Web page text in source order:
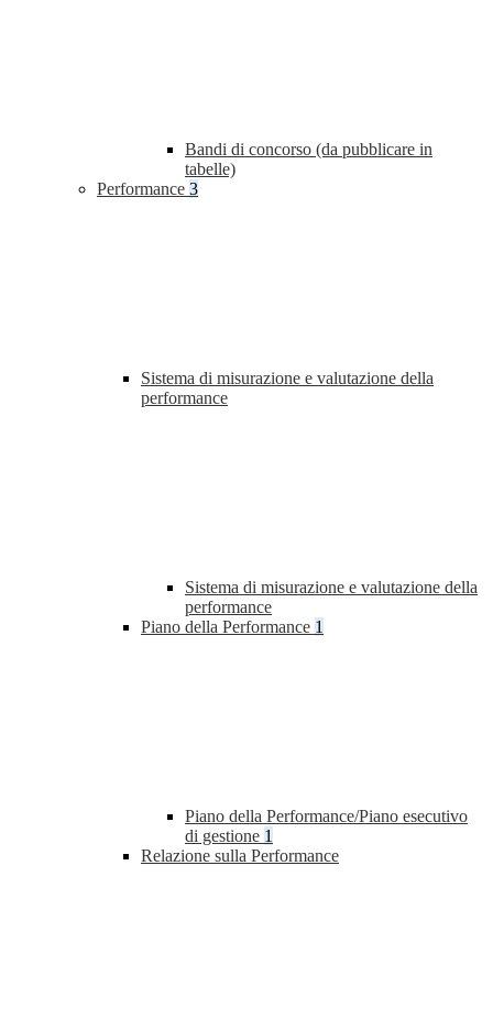
Bandi di concorso (da pubblicare in
tabelle)
Performance 3
Sistema di misurazione e valutazione della
performance
Sistema di misurazione e valutazione della
performance
Piano della Performance 1
Piano della Performance/Piano esecutivo
di gestione 1
Relazione sulla Performance